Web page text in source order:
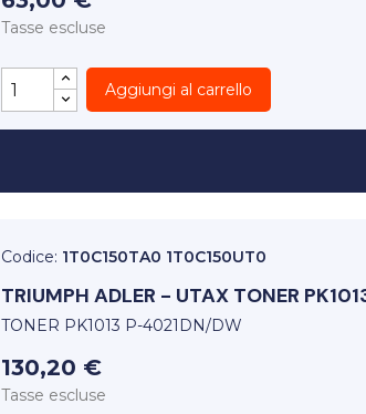
Tasse escluse
Aggiungi al carrello
Codice: 1T0C150TA0 1T0C150UT0
TRIUMPH ADLER - UTAX TONER
TONER PK1013 P-4021DN/DW
130,20 €
Tasse escluse